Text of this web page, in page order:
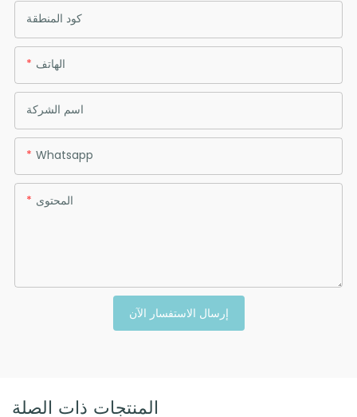
كود المنطقة
الهاتف
اسم الشركة
Whatsapp
المحتوى
إرسال الاستفسار الآن
المنتجات ذات الصلة